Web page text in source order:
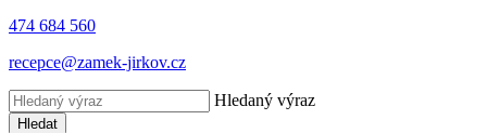
474 684 560
recepce@zamek-jirkov.cz
Hledaný výraz
Hledat